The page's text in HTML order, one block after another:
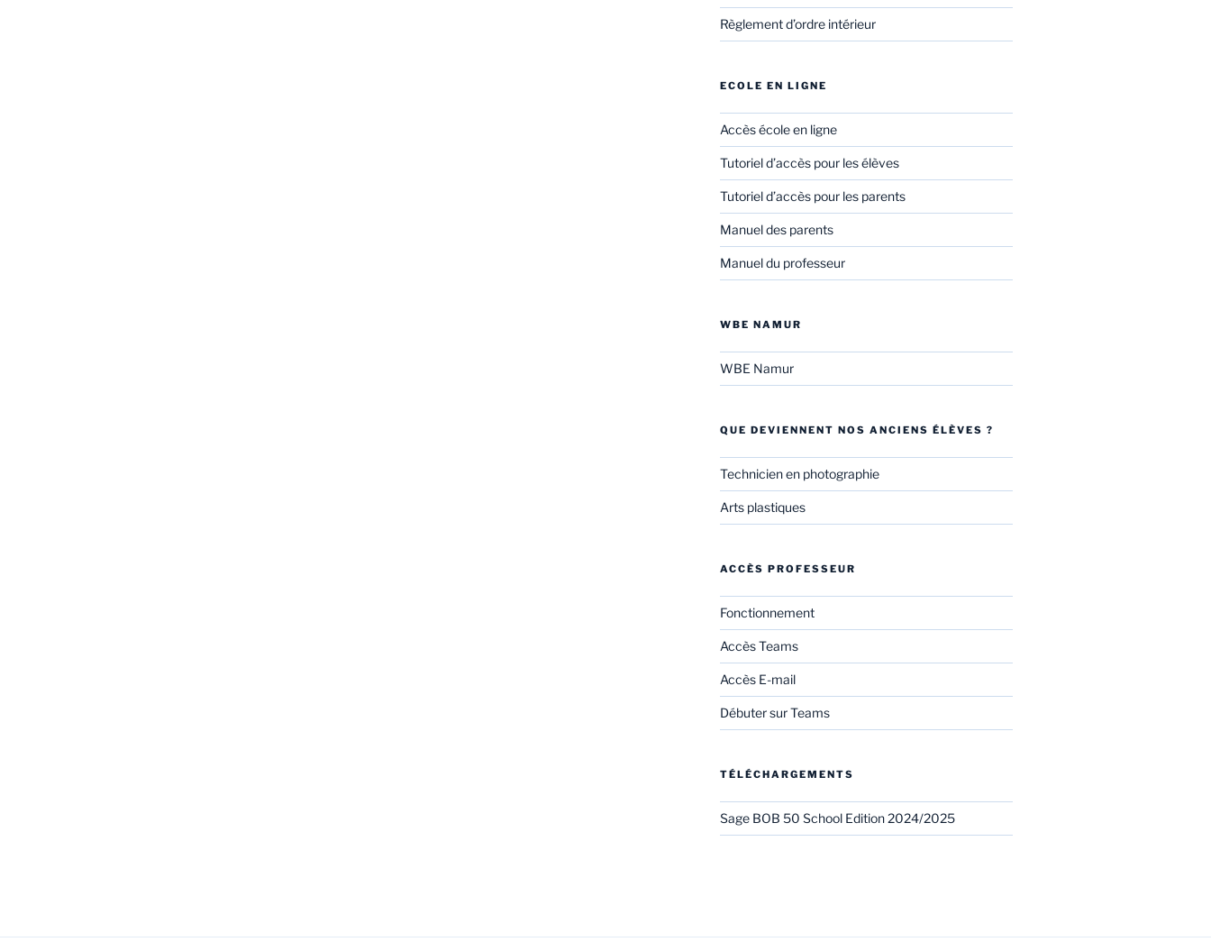
Règlement d’ordre intérieur
ECOLE EN LIGNE
Accès école en ligne
Tutoriel d’accès pour les élèves
Tutoriel d’accès pour les parents
Manuel des parents
Manuel du professeur
WBE NAMUR
WBE Namur
QUE DEVIENNENT NOS ANCIENS ÉLÈVES ?
Technicien en photographie
Arts plastiques
ACCÈS PROFESSEUR
Fonctionnement
Accès Teams
Accès E-mail
Débuter sur Teams
TÉLÉCHARGEMENTS
Sage BOB 50 School Edition 2024/2025